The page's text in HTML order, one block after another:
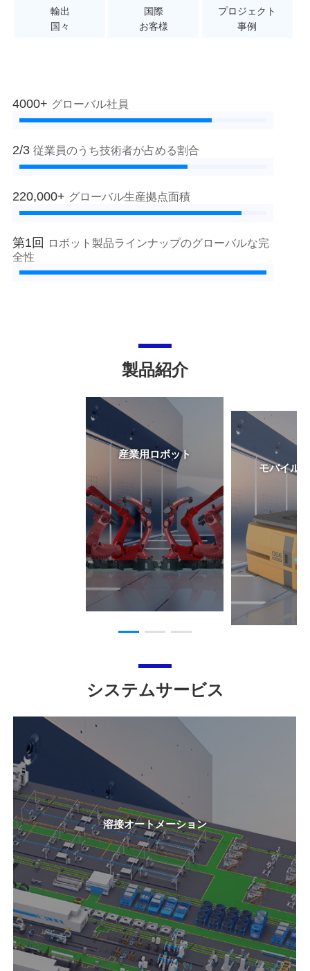
輸出
国々
国際
お客様
プロジェクト
事例
4000+ グローバル社員
2/3 従業員のうち技術者が占める割合
220,000+ グローバル生産拠点面積
第1回
ロボット製品ラインナップのグローバルな完
全性
製品紹介
産業用ロボット
モバイル
システムサービス
溶接オートメーション